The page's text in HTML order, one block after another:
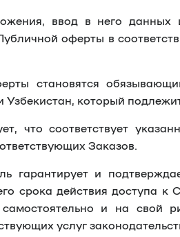
ввод в него
оферты в
становятся
который
что соответствует
Заказов.
гарантирует и
срока действия доступа к
и на свой
услуг